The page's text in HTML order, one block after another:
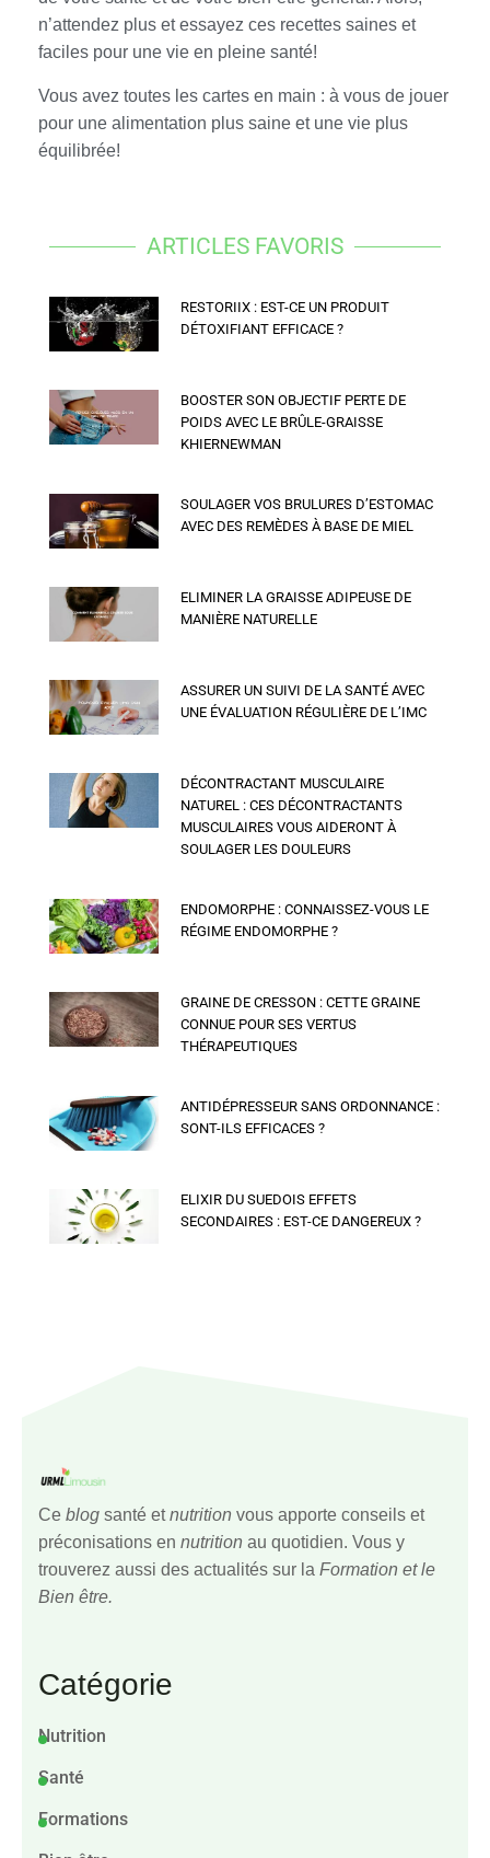
n’attendez plus et essayez ces recettes saines et
faciles pour une vie en pleine santé!
Vous avez toutes les cartes en main : à vous de jouer
pour une alimentation plus saine et une vie plus
équilibrée!
ARTICLES FAVORIS
RESTORIIX : EST-CE UN PRODUIT
DÉTOXIFIANT EFFICACE ?
BOOSTER SON OBJECTIF PERTE DE
POIDS AVEC LE BRÛLE-GRAISSE
KHIERNEWMAN
SOULAGER VOS BRULURES D’ESTOMAC
AVEC DES REMÈDES À BASE DE MIEL
ELIMINER LA GRAISSE ADIPEUSE DE
MANIÈRE NATURELLE
ASSURER UN SUIVI DE LA SANTÉ AVEC
UNE ÉVALUATION RÉGULIÈRE DE L’IMC
DÉCONTRACTANT MUSCULAIRE
NATUREL : CES DÉCONTRACTANTS
MUSCULAIRES VOUS AIDERONT À
SOULAGER LES DOULEURS
ENDOMORPHE : CONNAISSEZ-VOUS LE
RÉGIME ENDOMORPHE ?
GRAINE DE CRESSON : CETTE GRAINE
CONNUE POUR SES VERTUS
THÉRAPEUTIQUES
ANTIDÉPRESSEUR SANS ORDONNANCE :
SONT-ILS EFFICACES ?
ELIXIR DU SUEDOIS EFFETS
SECONDAIRES : EST-CE DANGEREUX ?
Ce blog santé etnutrition vous apporte conseils et
préconisations en nutrition au quotidien. Vous y
trouverez aussi des actualités sur la Formation et le
Bien être.
Catégorie
Nutrition
Santé
Formations